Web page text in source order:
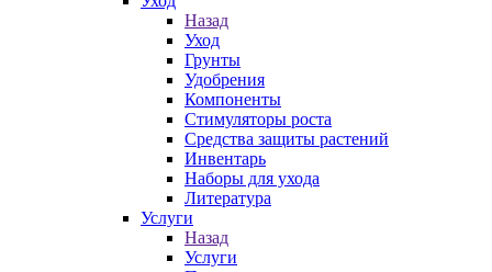
Назад
Уход
Грунты
Удобрения
Компоненты
Стимуляторы роста
Средства защиты растений
Инвентарь
Наборы для ухода
Литература
Услуги
Назад
Услуги